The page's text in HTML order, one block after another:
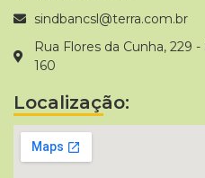
sindbancsl@terra.com.br
Rua Flores da Cunha, 229
160
Localização: